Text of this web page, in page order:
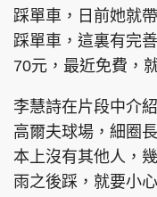
踩單車，日前她就
踩單車，這裏有完
70元，最近免費，
李慧詩在片段中介
高爾夫球場，細圈
本上沒有其他人，
雨之後踩，就要小